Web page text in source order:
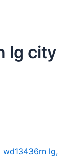
lg city
wd13436rn lg,